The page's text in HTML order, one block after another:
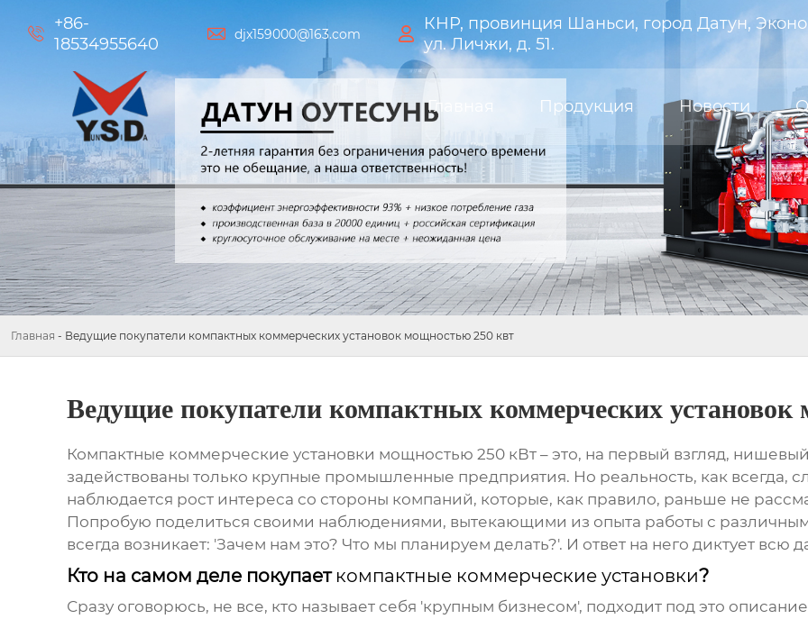

+86-
18534955640
 djx159000@163.com 
КНР, провинция Шаньси, город Датун,
ул. Личжи, д. 51.
Главная Продукция Новости
Главная - Ведущие покупатели компактных коммерческих установок мощностью 250 квт
Ведущие покупатели компактных коммерческих
Компактные коммерческие установки мощностью 250 кВт – это, на первый взгляд, нишевый
задействованы только крупные промышленные предприятия. Но реальность, как всегда,
наблюдается рост интереса со стороны компаний, которые, как правило, раньше не
Попробую поделиться своими наблюдениями, вытекающими из опыта работы с
всегда возникает: 'Зачем нам это? Что мы планируем делать?'. И ответ на него диктует всю
Кто на самом деле покупает компактные коммерческие установки?
Сразу оговорюсь, не все, кто называет себя 'крупным бизнесом', подходит под это